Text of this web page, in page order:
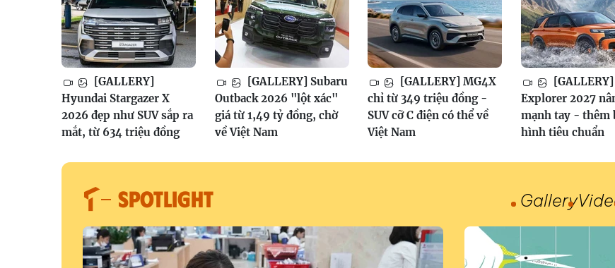
[GALLERY]
Hyundai Stargazer X
2026 đẹp như SUV sắp ra
mắt, từ 634 triệu đồng
[GALLERY] Subaru
Outback 2026 "lột xác"
giá từ 1,49 tỷ đồng, chờ
về Việt Nam
[GALLERY] MG4X
chỉ từ 349 triệu đồng -
SUV cỡ C điện có thể về
Việt Nam
Explorer 2027
mạnh tay - thêm
hình tiêu chuẩn
SPOTLIGHT Gallery